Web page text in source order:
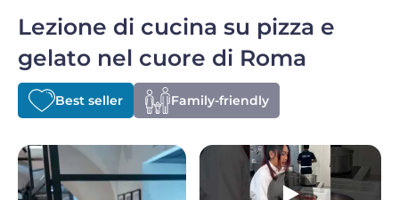
Lezione di cucina su pizza e
gelato nel cuore di Roma
Best seller Family-friendly